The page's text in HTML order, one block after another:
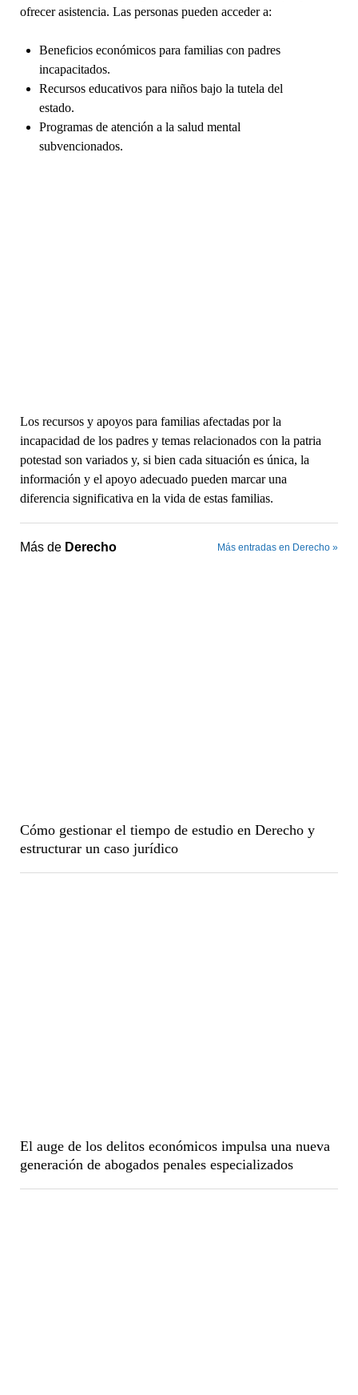
ofrecer asistencia. Las personas pueden acceder a:
Beneficios económicos para familias con padres
incapacitados.
Recursos educativos para niños bajo la tutela del
estado.
Programas de atención a la salud mental
subvencionados.
Los recursos y apoyos para familias afectadas por la
incapacidad de los padres y temas relacionados con la patria
potestad son variados y, si bien cada situación es única, la
información y el apoyo adecuado pueden marcar una
diferencia significativa en la vida de estas familias.
Más de Derecho Más entradas en Derecho »
Cómo gestionar el tiempo de estudio en Derecho y
estructurar un caso jurídico
El auge de los delitos económicos impulsa una nueva
generación de abogados penales especializados